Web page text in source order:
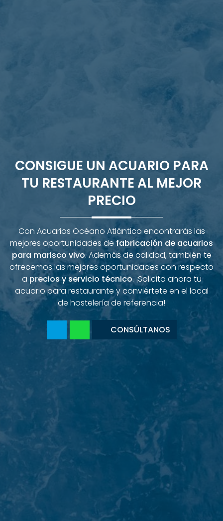
CONSIGUE UN ACUARIO PARA
TU RESTAURANTE AL MEJOR
PRECIO
Con Acuarios Océano Atlántico encontrarás las
mejores oportunidades defabricación de acuarios
para marisco vivo. Además de calidad, también te
ofrecemos las mejores oportunidades con respecto
a precios y servicio técnico. ¡Solicita ahora tu
acuario para restaurante y conviértete en el local
de hostelería de referencia!
CONSÚLTANOS